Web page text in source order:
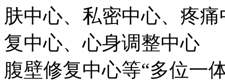
肤中心、私密中心、疼
复中心、心身调整中心
腹壁修复中心等“多位一